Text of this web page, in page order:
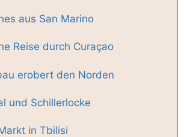
aus San Marino
Reise durch Curaçao
erobert den Norden
und Schillerlocke
in Tbilisi